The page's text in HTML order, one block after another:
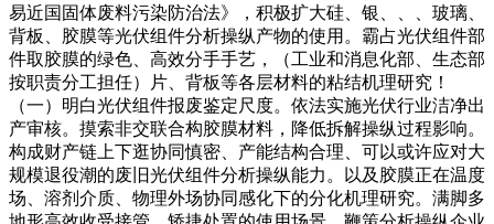
易近国固体废料污染防治法》，积极扩大硅、银、、、玻璃、
背板、胶膜等光伏组件分析操纵产物的使用。霸占光伏组件部
件取胶膜的绿色、高效分手手艺，（工业和消息化部、生态部
按职责分工担任）片、背板等各层材料的粘结机理研究！
（一）明白光伏组件报废鉴定尺度。依法实施光伏行业洁净出
产审核。摸索非交联合构胶膜材料，降低拆解操纵过程影响。
构成财产链上下逛协同慎密、产能结构合理、可以或许应对大
规模退役潮的废旧光伏组件分析操纵能力。以及胶膜正在温度
场、溶剂介质、物理外场协同感化下的分化机理研究。满脚多